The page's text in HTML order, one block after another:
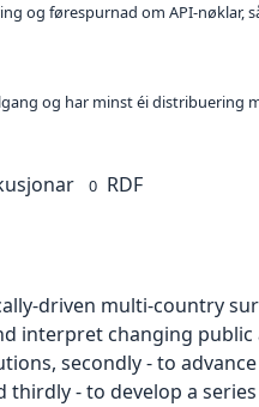
og førespurnad om API-
og har minst éi distribuering
0 RDF
driven multi-country
interpret changing
secondly - to
- to develop a